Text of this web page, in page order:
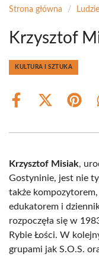
Strona główna / Ludzie
Krzysztof
KULTURA I SZTUKA
Share
Share
(Twitter)
Share
Krzysztof Misiak,
Gostyninie, jest nie
także
edukatorem i
rozpoczęła się w
Rybie Łości. W
grupami jak S.O.S.